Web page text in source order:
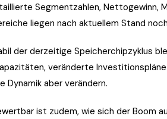
Segmentzahlen, Nettogewinn,
liegen nach aktuellem Stand
der derzeitige Speicherchipzyklus
veränderte
Dynamik aber verändern.
ist zudem, wie sich der Boom